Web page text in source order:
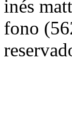
inés
fono